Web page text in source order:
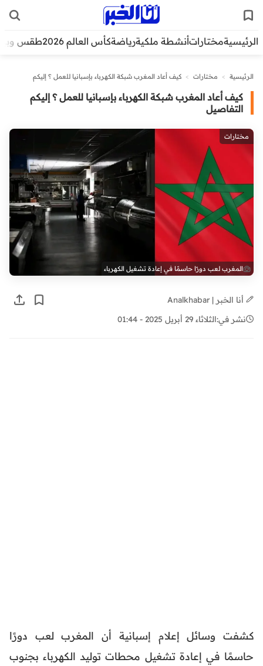
الرئيسيةمختاراتأنشطة ملكيةرياضةكأس العالم 2026 طقس
الرئيسية > مختارات > كيف أعاد المغرب شبكة الكهرباء بإسبانيا للعمل ؟ إليكم
كيف أعاد المغرب شبكة الكهرباء بإسبانيا للعمل ؟ إليكم
التفاصيل
مختارات
المغرب لعب دورًا حاسمًا في إعادة تشغيل الكهرباء
أنا الخبر | Analkhabar
نشر في:الثلاثاء 29 أبريل 2025 - 01:44
كشفت وسائل إعلام إسبانية أن المغرب لعب دورًا
حاسمًا في إعادة تشغيل محطات توليد الكهرباء بجنوب